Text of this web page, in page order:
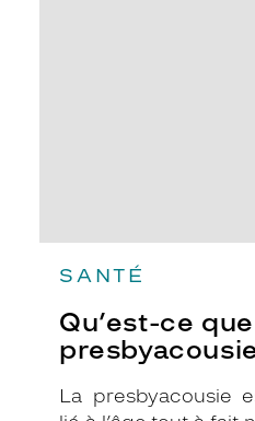
SANTÉ
Qu’est-ce
La presbyacousie